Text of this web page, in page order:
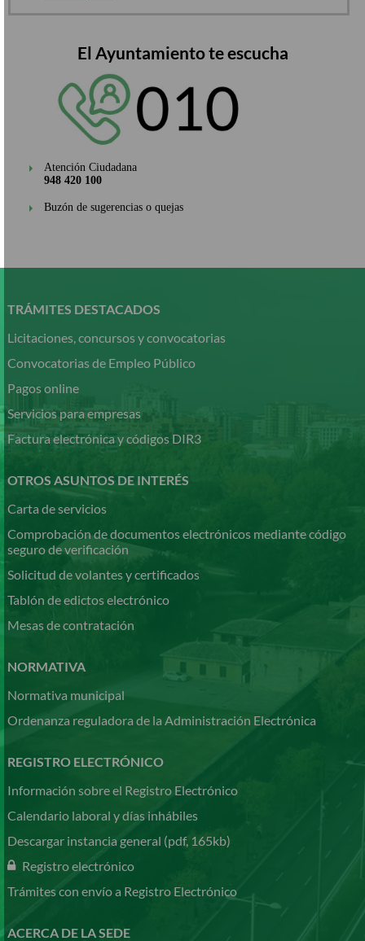
El Ayuntamiento te escucha
Atención Ciudadana
948 420 100
Buzón de sugerencias o quejas
contenido
TRÁMITES DESTACADOS
Licitaciones, concursos y convocatorias
Convocatorias de Empleo Público
Pagos online
Servicios para empresas
Factura electrónica y códigos DIR3
OTROS ASUNTOS DE INTERÉS
Carta de servicios
Comprobación de documentos electrónicos mediante código
seguro de verificación
Solicitud de volantes y certificados
Tablón de edictos electrónico
Mesas de contratación
NORMATIVA
Normativa municipal
Ordenanza reguladora de la Administración Electrónica
REGISTRO ELECTRÓNICO
Información sobre el Registro Electrónico
Calendario laboral y días inhábiles
Descargar instancia general (pdf, 165kb)
Registro electrónico
Trámites con envío a Registro Electrónico
ACERCA DE LA SEDE